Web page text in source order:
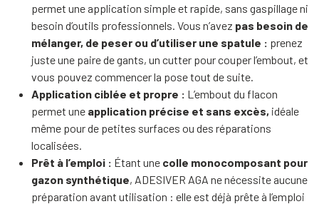
permet une application simple et rapide, sans gaspillage ni
besoin d’outils professionnels. Vous n’avez pas besoin de
mélanger, de peser ou d’utiliser une spatule : prenez
juste une paire de gants, un cutter pour couper l’embout, et
vous pouvez commencer la pose tout de suite.
Application ciblée et propre : L’embout du flacon
permet une application précise et sans excès, idéale
même pour de petites surfaces ou des réparations
localisées.
Prêt à l’emploi : Étant une colle monocomposant pour
gazon synthétique, ADESIVER AGA ne nécessite aucune
préparation avant utilisation : elle est déjà prête à l’emploi